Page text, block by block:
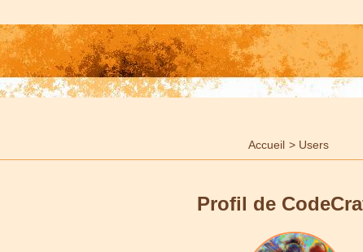
Accueil > Users
Profil de